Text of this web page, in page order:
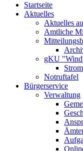
Startseite
Aktuelles
Aktuelles
Amtliche
gKU
Notruftafel
Bürgerservice
Verwaltung